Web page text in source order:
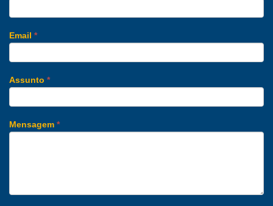
Email *
Assunto *
Mensagem *